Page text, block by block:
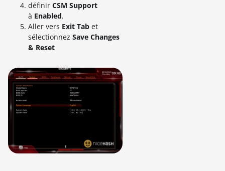
définir CSM Support
à Enabled.
Aller vers Exit Tab et
sélectionnez Save Changes
& Reset